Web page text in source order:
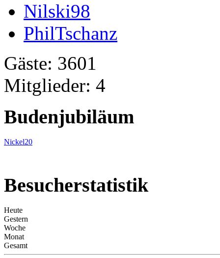
Nilski98
PhilTschanz
Gäste: 3601
Mitglieder: 4
Budenjubiläum
Nickel20
Besucherstatistik
Heute
Gestern
Woche
Monat
Gesamt